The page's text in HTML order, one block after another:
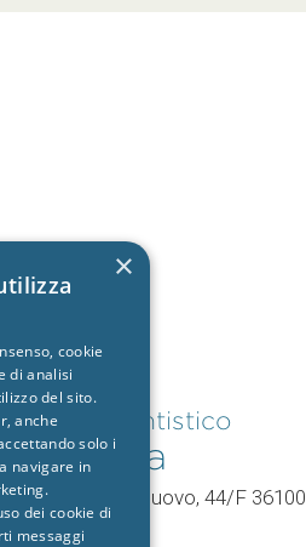
Studio dentistico
Vicenza
V.le Mercato Nuovo, 44/F 36100
Vicenza (VI)
×
cookie
di analisi
del sito.
anche
solo i
navigare in
dei cookie di
messaggi